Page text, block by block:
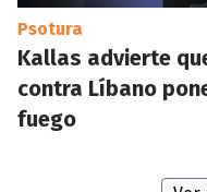
Psotura
Kallas advierte
contra Líbano
fuego